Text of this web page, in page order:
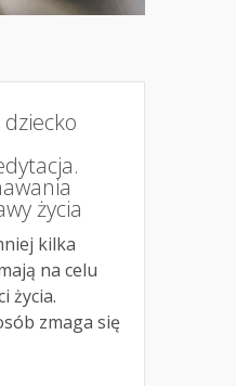
życia
kilka
na celu
życia.
zmaga się